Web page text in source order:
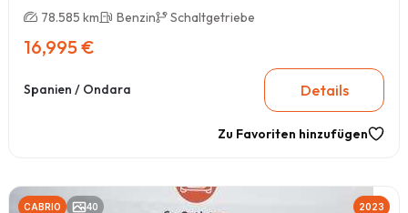
78.585 km
Benzin Schaltgetriebe
16,995 €
Spanien / Ondara Details
Zu Favoriten hinzufügen
CABRIO 40 2023